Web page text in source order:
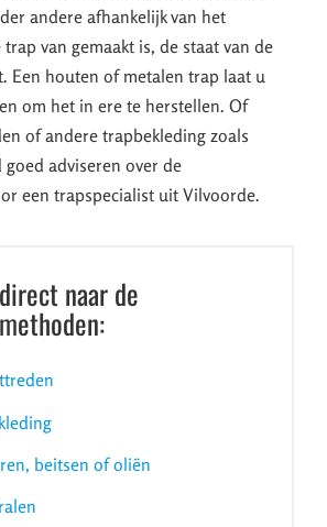
andere afhankelijk van het
van gemaakt is, de staat van de
Een houten of metalen trap laat u
om het in ere te herstellen. Of
of andere trapbekleding zoals
adviseren over de
een trapspecialist uit Vilvoorde.
naar de
beitsen of oliën